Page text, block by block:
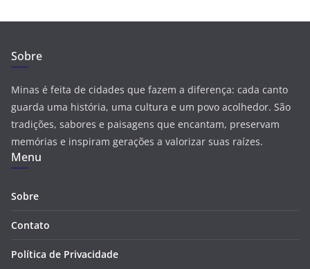
Sobre
Minas é feita de cidades que fazem a diferença: cada canto
guarda uma história, uma cultura e um povo acolhedor. São
tradições, sabores e paisagens que encantam, preservam
memórias e inspiram gerações a valorizar suas raízes.
Menu
Sobre
Contato
Política de Privacidade